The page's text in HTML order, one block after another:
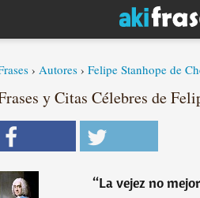
› Autores › Felipe Stanhope de
y Citas Célebres de
“La vejez no